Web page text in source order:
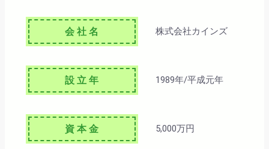
会 社 名 株式会社カインズ
設 立 年 1989年/平成元年
資 本 金 5,000万円